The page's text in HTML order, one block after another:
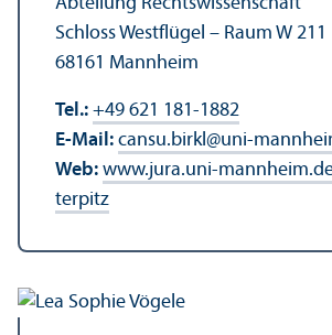
Schloss Westflügel – Raum W 211
68161 Mannheim
Tel.: +49 621 181-1882
E-Mail: cansu.birkl@uni-
Web: www.jura.uni-
terpitz